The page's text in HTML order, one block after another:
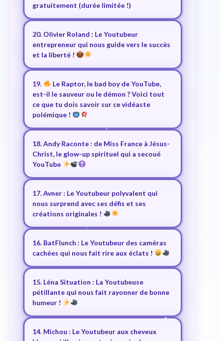
gratuitement (durée limitée !)
20. Olivier Roland : Le Youtubeur
entrepreneur qui nous guide vers le succès
et la liberté !
19.
Le Raptor, le bad boy de YouTube,
est-il le sauveur ou le démon ? Voici tout
ce que tu dois savoir sur ce vidéaste
polémique !
18. Andy Raconte : de Miss France à Jésus-
Christ, le glow-up spirituel qui a secoué
YouTube
17. Avner : Le Youtubeur polyvalent qui
nous surprend avec ses défis et ses
créations originales !
16. BatFlunch : Le Youtubeur des caméras
cachées qui nous fait rire aux éclats !
15. Léna Situation : La Youtubeuse
pétillante qui nous fait rayonner de bonne
humeur !
14. Michou : Le Youtubeur aux cheveux